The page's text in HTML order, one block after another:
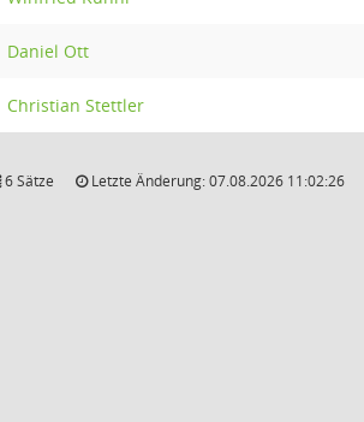
Daniel Ott
Christian Stettler
6 Sätze Letzte Änderung: 07.08.2026 11:02:26